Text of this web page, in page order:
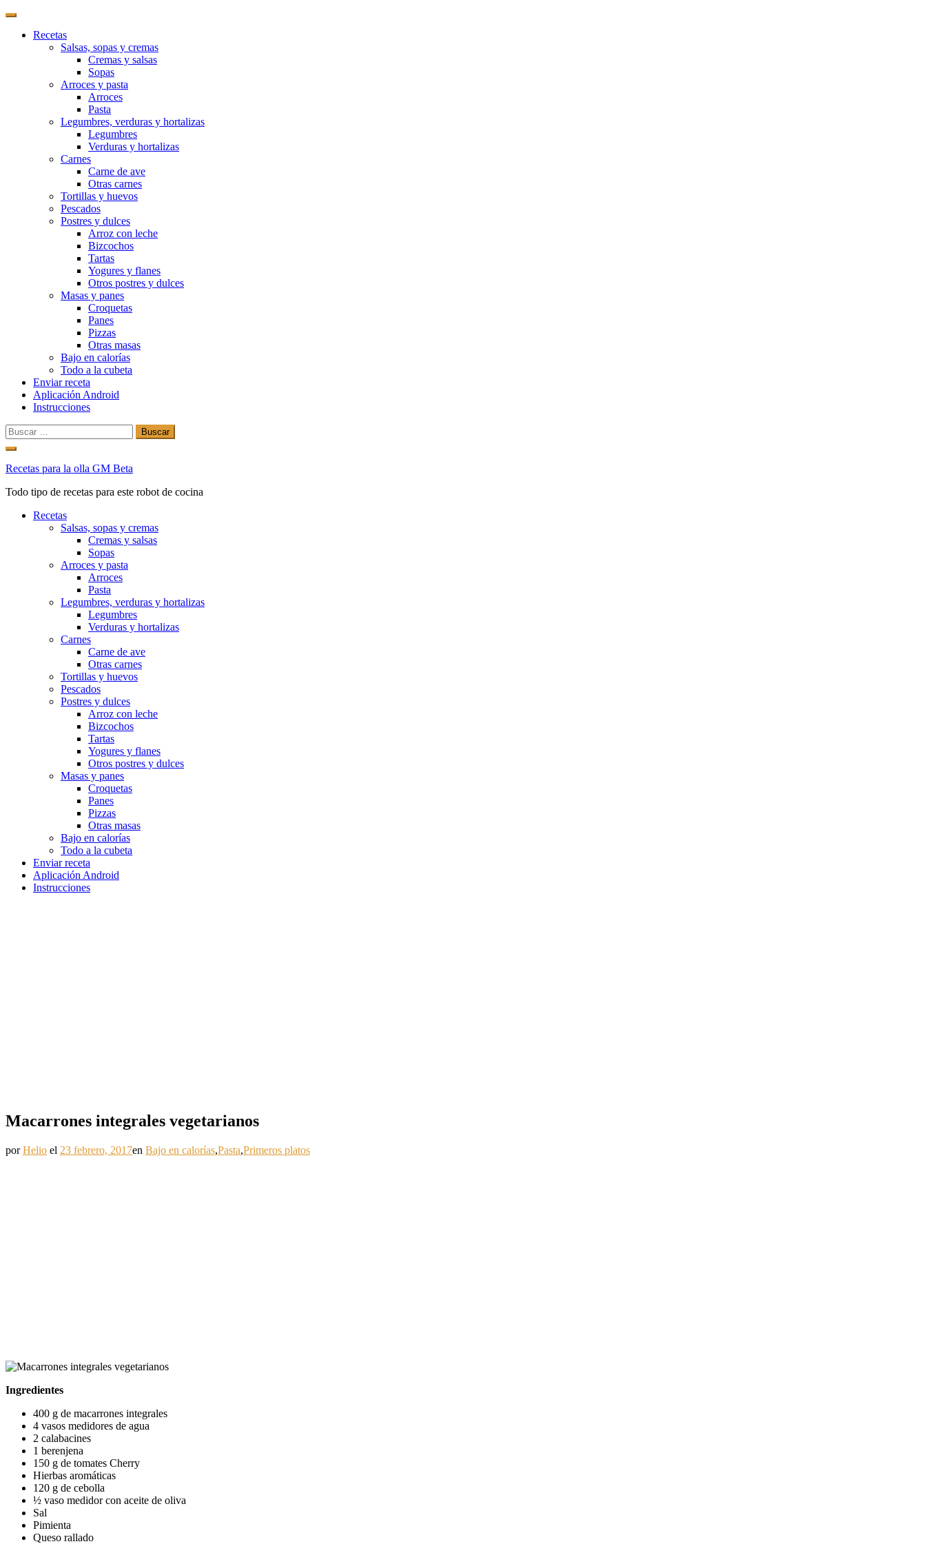
Recetas
Salsas, sopas y cremas
Cremas y salsas
Sopas
Arroces y pasta
Arroces
Pasta
Legumbres, verduras y hortalizas
Legumbres
Verduras y hortalizas
Carnes
Carne de ave
Otras carnes
Tortillas y huevos
Pescados
Postres y dulces
Arroz con leche
Bizcochos
Tartas
Yogures y flanes
Otros postres y dulces
Masas y panes
Croquetas
Panes
Pizzas
Otras masas
Bajo en calorías
Todo a la cubeta
Enviar receta
Aplicación Android
Instrucciones
Buscar:
Ir
contenido
Recetas para la olla GM Beta
Todo tipo de recetas para este robot de cocina
Recetas
Salsas, sopas y cremas
Cremas y salsas
Sopas
Arroces y pasta
Arroces
Pasta
Legumbres, verduras y hortalizas
Legumbres
Verduras y hortalizas
Carnes
Carne de ave
Otras carnes
Tortillas y huevos
Pescados
Postres y dulces
Arroz con leche
Bizcochos
Tartas
Yogures y flanes
Otros postres y dulces
Masas y panes
Croquetas
Panes
Pizzas
Otras masas
Bajo en calorías
Todo a la cubeta
Enviar receta
Aplicación Android
Instrucciones
Macarrones integrales vegetarianos
porHelio el 23 febrero, 2017en Bajo en calorías,Pasta,Primeros platos
Ingredientes
400 g de macarrones integrales
4 vasos medidores de agua
2 calabacines
1 berenjena
150 g de tomates Cherry
Hierbas aromáticas
120 g de cebolla
½ vaso medidor con aceite de oliva
Sal
Pimienta
Queso rallado